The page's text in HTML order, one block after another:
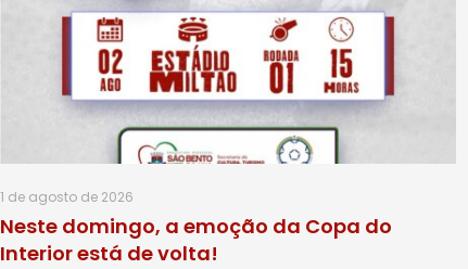
1 de agosto de 2026
Neste domingo, a emoção da Copa do
Interior está de volta!